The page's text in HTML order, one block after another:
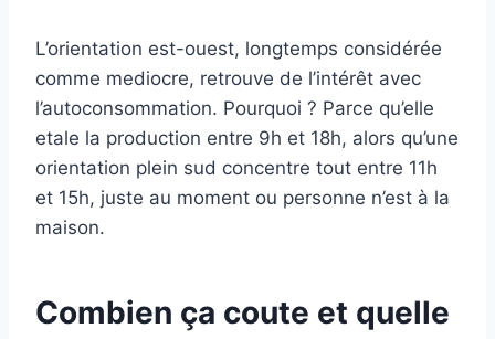
L’orientation est-ouest, longtemps considérée
comme mediocre, retrouve de l’intérêt avec
l’autoconsommation. Pourquoi ? Parce qu’elle
etale la production entre 9h et 18h, alors qu’une
orientation plein sud concentre tout entre 11h
et 15h, juste au moment ou personne n’est à la
maison.
Combien ça coute et quelle